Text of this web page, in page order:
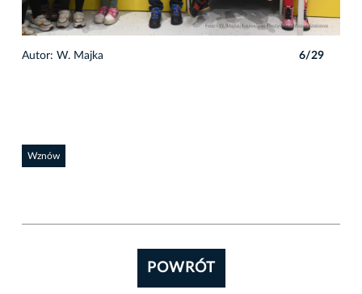
Autor: W. Majka 6/29
Wznów
POWRÓT